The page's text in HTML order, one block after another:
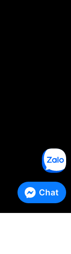
Chat